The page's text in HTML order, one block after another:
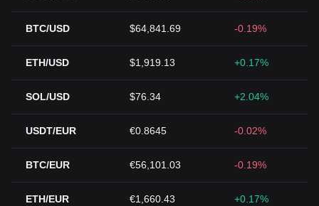
BTC/USD $64,841.69 -0.19%
ETH/USD $1,919.13 +0.17%
SOL/USD $76.34 +2.04%
USDT/EUR €0.8645 -0.02%
BTC/EUR €56,101.03 -0.19%
ETH/EUR €1,660.43 +0.17%